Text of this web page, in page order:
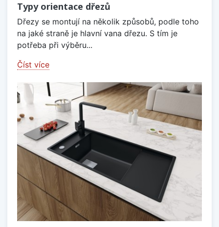
Typy orientace dřezů
Dřezy se montují na několik způsobů, podle toho
na jaké straně je hlavní vana dřezu. S tím je
potřeba při výběru...
Číst více